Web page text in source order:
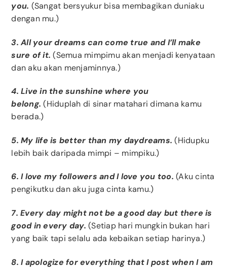
you. (Sangat bersyukur bisa membagikan duniaku
dengan mu.)
3. All your dreams can come true and I’ll make
sure of it.(Semua mimpimu akan menjadi kenyataan
dan aku akan menjaminnya.)
4. Live in the sunshine where you
belong.(Hiduplah di sinar matahari dimana kamu
berada.)
5. My life is better than my daydreams. (Hidupku
lebih baik daripada mimpi – mimpiku.)
6. I love my followers and I love you too.(Aku cinta
pengikutku dan aku juga cinta kamu.)
7. Every day might not be a good day but there is
good in every day.(Setiap hari mungkin bukan hari
yang baik tapi selalu ada kebaikan setiap harinya.)
8. I apologize for everything that I post when I am